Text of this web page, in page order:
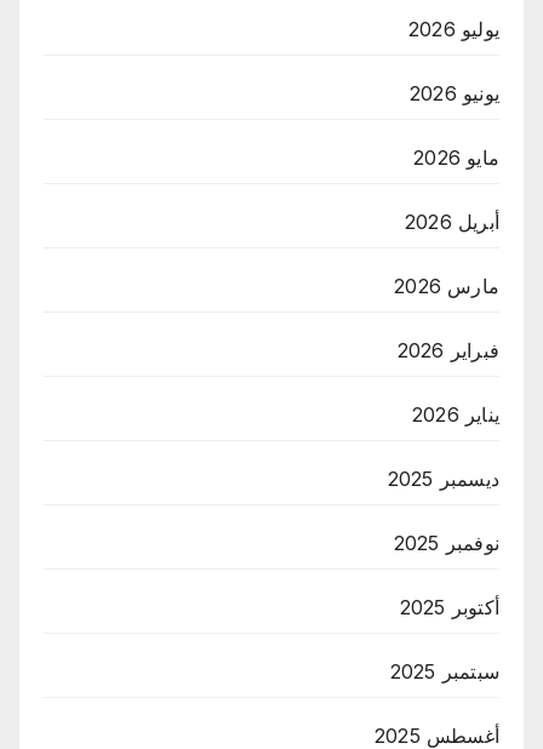
يوليو 2026
يونيو 2026
مايو 2026
أبريل 2026
مارس 2026
فبراير 2026
يناير 2026
ديسمبر 2025
نوفمبر 2025
أكتوبر 2025
سبتمبر 2025
أغسطس 2025